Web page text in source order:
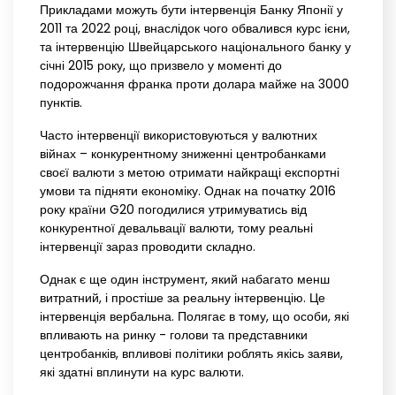
Прикладами можуть бути інтервенція Банку Японії у
2011 та 2022 році, внаслідок чого обвалився курс ієни,
та інтервенцію Швейцарського національного банку у
січні 2015 року, що призвело у моменті до
подорожчання франка проти долара майже на 3000
пунктів.
Часто інтервенції використовуються у валютних
війнах – конкурентному зниженні центробанками
своєї валюти з метою отримати найкращі експортні
умови та підняти економіку. Однак на початку 2016
року країни G20 погодилися утримуватись від
конкурентної девальвації валюти, тому реальні
інтервенції зараз проводити складно.
Однак є ще один інструмент, який набагато менш
витратний, і простіше за реальну інтервенцію. Це
інтервенція вербальна. Полягає в тому, що особи, які
впливають на ринку - голови та представники
центробанків, впливові політики роблять якісь заяви,
які здатні вплинути на курс валюти.